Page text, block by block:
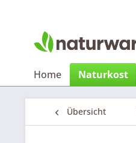
Home Naturkost
Übersicht